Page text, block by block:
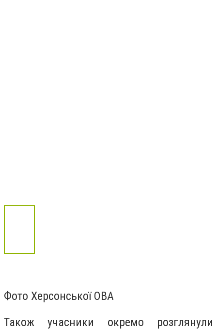
Фото Херсонської ОВА
Також учасники окремо розглянули